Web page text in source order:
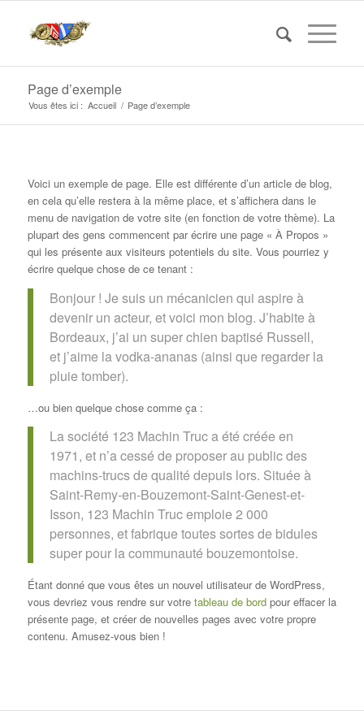
Page d’exemple
Vous êtes ici : Accueil / Page d’exemple
Voici un exemple de page. Elle est différente d’un article de blog,
en cela qu’elle restera à la même place, et s’affichera dans le
menu de navigation de votre site (en fonction de votre thème). La
plupart des gens commencent par écrire une page « À Propos »
qui les présente aux visiteurs potentiels du site. Vous pourriez y
écrire quelque chose de ce tenant :
Bonjour ! Je suis un mécanicien qui aspire à
devenir un acteur, et voici mon blog. J’habite à
Bordeaux, j’ai un super chien baptisé Russell,
et j’aime la vodka-ananas (ainsi que regarder la
pluie tomber).
…ou bien quelque chose comme ça :
La société 123 Machin Truc a été créée en
1971, et n’a cessé de proposer au public des
machins-trucs de qualité depuis lors. Située à
Saint-Remy-en-Bouzemont-Saint-Genest-et-
Isson, 123 Machin Truc emploie 2 000
personnes, et fabrique toutes sortes de bidules
super pour la communauté bouzemontoise.
Étant donné que vous êtes un nouvel utilisateur de WordPress,
vous devriez vous rendre sur votre tableau de bordpour effacer la
présente page, et créer de nouvelles pages avec votre propre
contenu. Amusez-vous bien !